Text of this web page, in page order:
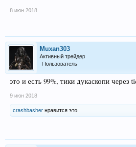
8 июн 2018
Muxan303
Активный трейдер
Пользователь
это и есть 99%, тики дукаскопи через
9 июн 2018
crashbasher нравится это.